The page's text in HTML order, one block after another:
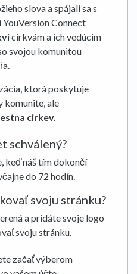
slova a spájali sa s
Connect
cirkvám a ich vedúcim
svojou komunitou
ktorá poskytuje
komunite, ale
cirkev.
schválený?
keď náš tím dokončí
do 72 hodín.
svoju stránku?
a pridáte svoje logo
svoju stránku.
začať výberom